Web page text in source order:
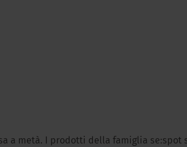
a metà. I prodotti della famiglia se:spot